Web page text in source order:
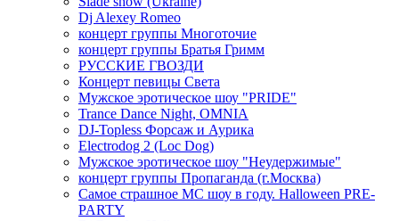
Dj Alexey Romeo
концерт группы Многоточие
концерт группы Братья Гримм
РУССКИЕ ГВОЗДИ
Концерт певицы Света
Мужское эротическое шоу "PRIDE"
Trance Dance Night, OMNIA
DJ-Topless Форсаж и Аурика
Electrodog 2 (Loc Dog)
Мужское эротическое шоу "Неудержимые"
концерт группы Пропаганда (г.Москва)
Самое страшное МС шоу в году. Halloween PRE-
PARTY